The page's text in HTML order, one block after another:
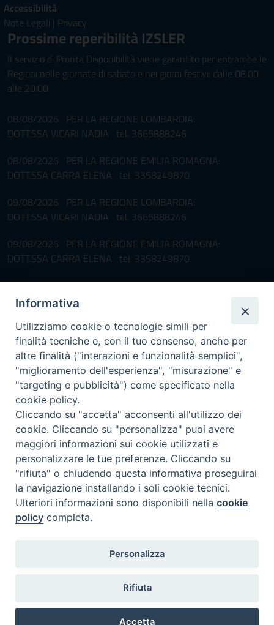
Accessibilità
Note Legali | Privacy
Prossime reperibilità IZSLER
Il servizio di Pronta Disponibilità viene garantito per entrambe le
Regioni nelle giornate di sabato e nei giorni festivi: dalle 08.00
alle 20.00
08/08/2026 PER LA REGIONE LOMBARDIA:
DOTT.SSA VICARI NADIA tel. 3665888246
08/08/2026 PER LA REGIONE EMILIA ROMAGNA:
DOTT.SSA CARRA ELENA tel. 3358249870
09/08/2026 PER LA REGIONE LOMBARDIA:
DOTT.SSA VICARI NADIA tel. 3665888246
09/08/2026 PER LA REGIONE EMILIA ROMAGNA:
DOTT.SSA CARRA ELENA tel. 3358249870
Il servizio di Pronta Disponibilità viene garantito per entrambe le
Regioni nelle giornate di sabato e nei giorni festivi: dalle 08.00
alle 20.00
Accompagnare il campione con la scheda di segnalazione caso
(Link alla Circolare)e la relativa modulistica
Per l'Emilia-Romagna :
Per la Lombardia :Link al Mod.Accompagnamento
08/08/2026 PER LA REGIONE LOMBARDIA:
DR. PAVONI ENRICO tel. 3391639372
08/08/2026 PER LA REGIONE EMILIA ROMAGNA:
DOTT.SSA TADDEI ROBERTA tel. 3312331005
DR. PAVONI ENRICO tel. 3391639372
09/08/2026 PER LA REGIONE EMILIA ROMAGNA:
Informativa
Utilizziamo cookie o tecnologie simili per
finalità tecniche e, con il tuo consenso, anche per
altre finalità ("interazioni e funzionalità semplici",
"miglioramento dell'esperienza", "misurazione" e
"targeting e pubblicità") come specificato nella
cookie policy.
Cliccando su "accetta" acconsenti all'utilizzo dei
cookie. Cliccando su "personalizza" puoi avere
maggiori informazioni sui cookie utilizzati e
personalizzare le tue preferenze. Cliccando su
"rifiuta" o chiudendo questa informativa proseguirai
la navigazione installando i soli cookie tecnici.
Ulteriori informazioni sono disponibili nellacookie
policy completa.
Personalizza
Rifiuta
Accetta